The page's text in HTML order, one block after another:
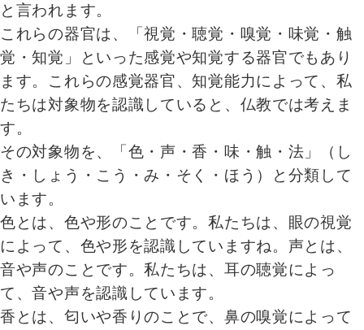
と言われます。
これらの器官は、「視覚・聴覚・嗅覚・味覚・触
覚・知覚」といった感覚や知覚する器官でもあり
ます。これらの感覚器官、知覚能力によって、私
たちは対象物を認識していると、仏教では考えま
す。
その対象物を、「色・声・香・味・触・法」（し
き・しょう・こう・み・そく・ほう）と分類して
います。
色とは、色や形のことです。私たちは、眼の視覚
によって、色や形を認識していますね。声とは、
音や声のことです。私たちは、耳の聴覚によっ
て、音や声を認識しています。
香とは、匂いや香りのことで、鼻の嗅覚によって